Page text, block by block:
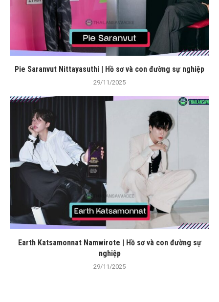
Pie Saranvut Nittayasuthi | Hồ sơ và con đường sự nghiệp
29/11/2025
Earth Katsamonnat Namwirote | Hồ sơ và con đường sự
nghiệp
29/11/2025